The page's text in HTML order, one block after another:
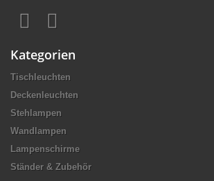
Kategorien
Tischleuchten
Deckenleuchten
Stehlampen
Wandlampen
Lampenschirme
Ständer & Zubehör